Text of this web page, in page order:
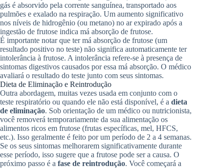
gás é absorvido pela corrente sanguínea, transportado aos
pulmões e exalado na respiração. Um aumento significativo
nos níveis de hidrogênio (ou metano) no ar expirado após a
ingestão de frutose indica má absorção de frutose.
É importante notar que ter má absorção de frutose (um
resultado positivo no teste) não significa automaticamente ter
intolerância à frutose. A intolerância refere-se à presença de
sintomas digestivos causados por essa má absorção. O médico
avaliará o resultado do teste junto com seus sintomas.
Dieta de Eliminação e Reintrodução
Outra abordagem, muitas vezes usada em conjunto com o
teste respiratório ou quando ele não está disponível, é a dieta
de eliminação. Sob orientação de um médico ou nutricionista,
você removerá temporariamente da sua alimentação os
alimentos ricos em frutose (frutas específicas, mel, HFCS,
etc.). Isso geralmente é feito por um período de 2 a 4 semanas.
Se os seus sintomas melhorarem significativamente durante
esse período, isso sugere que a frutose pode ser a causa. O
próximo passo é a fase de reintrodução. Você começará a